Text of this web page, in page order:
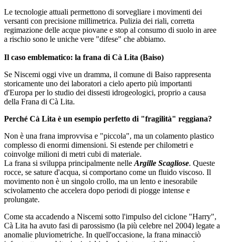
Le tecnologie attuali permettono di sorvegliare i movimenti dei
versanti con precisione millimetrica. Pulizia dei riali, corretta
regimazione delle acque piovane e stop al consumo di suolo in aree
a rischio sono le uniche vere "difese" che abbiamo.
Il caso emblematico: la frana di Cà Lita (Baiso)
Se Niscemi oggi vive un dramma, il comune di Baiso rappresenta
storicamente uno dei laboratori a cielo aperto più importanti
d'Europa per lo studio dei dissesti idrogeologici, proprio a causa
della Frana di Cà Lita.
Perché Cà Lita è un esempio perfetto di "fragilità" reggiana?
Non è una frana improvvisa e "piccola", ma un colamento plastico
complesso di enormi dimensioni. Si estende per chilometri e
coinvolge milioni di metri cubi di materiale.
La frana si sviluppa principalmente nelle Argille Scagliose. Queste
rocce, se sature d'acqua, si comportano come un fluido viscoso. Il
movimento non è un singolo crollo, ma un lento e inesorabile
scivolamento che accelera dopo periodi di piogge intense e
prolungate.
Come sta accadendo a Niscemi sotto l'impulso del ciclone "Harry",
Cà Lita ha avuto fasi di parossismo (la più celebre nel 2004) legate a
anomalie pluviometriche. In quell'occasione, la frana minacciò